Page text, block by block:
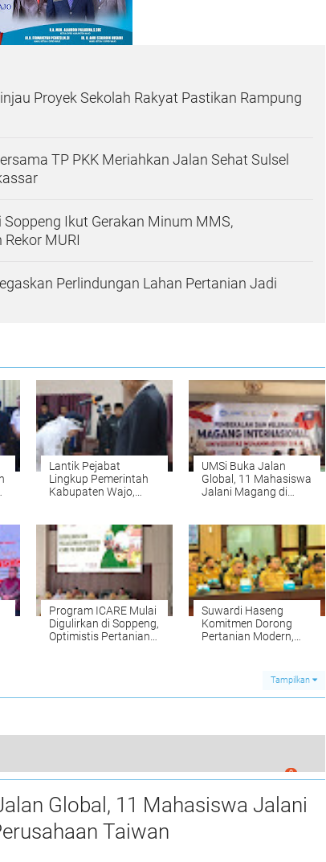
Proyek Sekolah Rakyat Pastikan Rampung
TP PKK Meriahkan Jalan Sehat Sulsel
Soppeng Ikut Gerakan Minum MMS,
MURI
Perlindungan Lahan Pertanian Jadi
Lantik Pejabat
Lingkup Pemerintah
Kabupaten Wajo,
Kompetensi dan
Berinovasi
UMSi Buka Jalan
Global, 11 Mahasiswa
Jalani Magang di
Program ICARE Mulai
Digulirkan di Soppeng,
Optimistis Pertanian
Suwardi Haseng
Komitmen Dorong
Pertanian Modern,
Tampilkan
DPRD Wajo Akan Gelar Rapat Kerja
0
Global, 11 Mahasiswa Jalani
Taiwan